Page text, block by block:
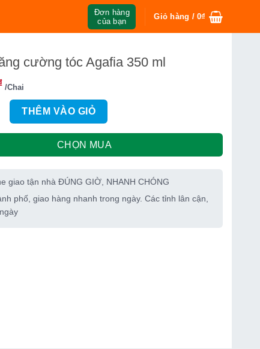
Đơn hàng
của bạn
Giỏ hàng /0₫
cường tóc Agafia 350 ml
/Chai
cường tóc Agafia 350 ml số lượng
THÊM VÀO GIỎ
CHỌN MUA
giao tận nhà ĐÚNG GIỜ, NHANH CHÓNG
phố, giao hàng nhanh trong ngày. Các tỉnh lân cận,